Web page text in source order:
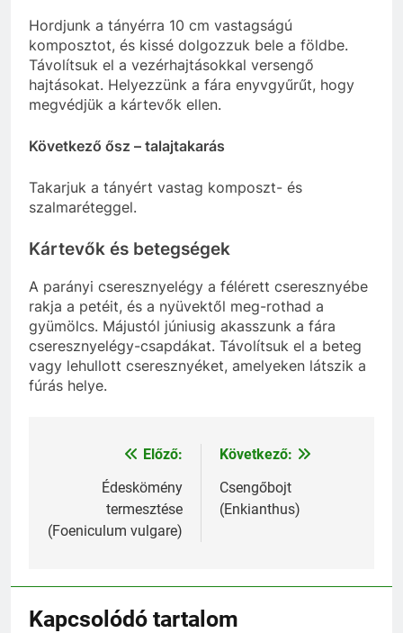
Hordjunk a tányérra 10 cm vastagságú
komposztot, és kissé dolgozzuk bele a földbe.
Távolítsuk el a vezérhajtásokkal versengő
hajtásokat. Helyezzünk a fára enyvgyűrűt, hogy
megvédjük a kártevők ellen.
Következő ősz – talajtakarás
Takarjuk a tányért vastag komposzt- és
szalmaréteggel.
Kártevők és betegségek
A parányi cseresznyelégy a félérett cseresznyébe
rakja a petéit, és a nyüvektől meg-rothad a
gyümölcs. Májustól júniusig akasszunk a fára
cseresznyelégy-csapdákat. Távolítsuk el a beteg
vagy lehullott cseresznyéket, amelyeken látszik a
fúrás helye.
Bejegyzés
navigáció
Előző:
Édeskömény
termesztése
(Foeniculum vulgare)
Következő:
Csengőbojt
(Enkianthus)
Kapcsolódó tartalom